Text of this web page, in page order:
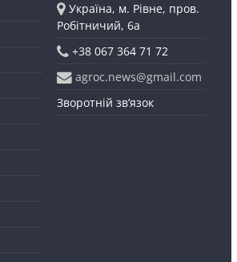
Україна, м. Рівне, пров.
Робітничий, 6а
+38 067 364 71 72
agroc.news@gmail.com
Зворотній зв’язок